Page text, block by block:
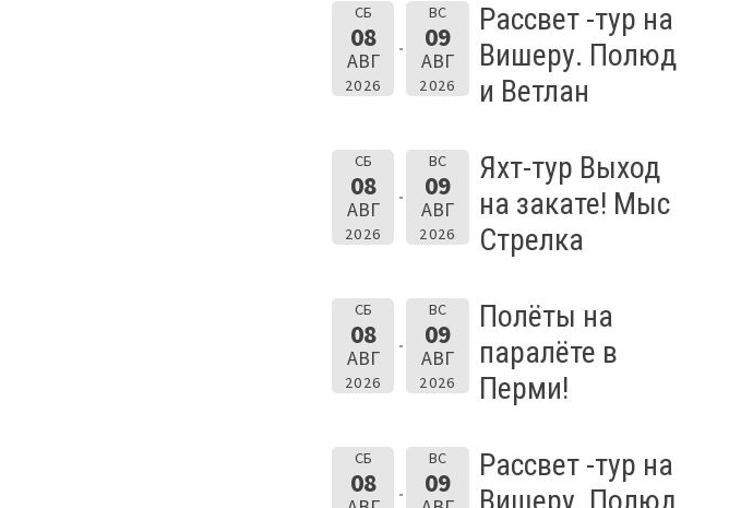
СБ
08
АВГ
2026
ВС
09
АВГ
2026
Рассвет -тур на
Вишеру. Полюд
и Ветлан
СБ
08
АВГ
2026
ВС
09
АВГ
2026
Яхт-тур Выход
на закате! Мыс
Стрелка
СБ
08
АВГ
2026
ВС
09
АВГ
2026
Полёты на
паралёте в
Перми!
СБ
08
ВС
09
Рассвет -тур на